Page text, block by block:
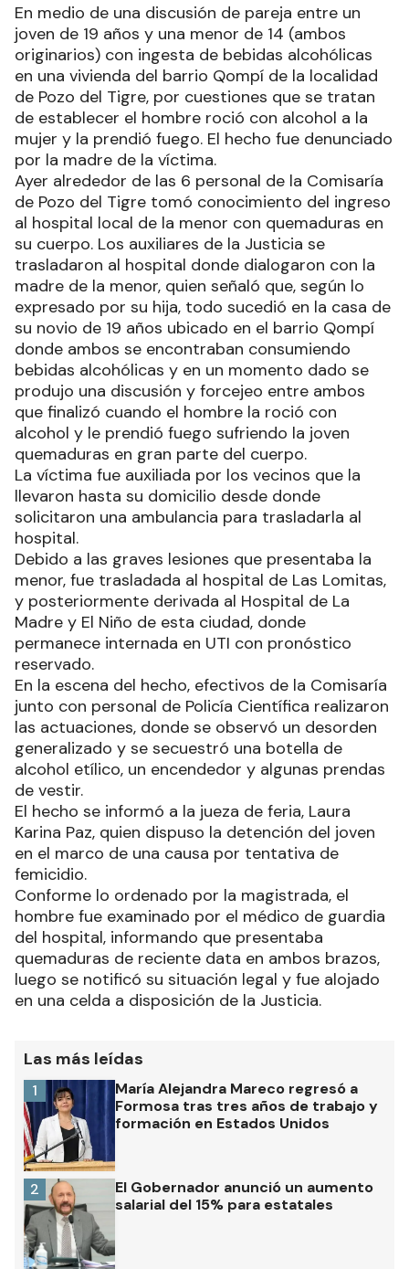
En medio de una discusión de pareja entre un
joven de 19 años y una menor de 14 (ambos
originarios) con ingesta de bebidas alcohólicas
en una vivienda del barrio Qompí de la localidad
de Pozo del Tigre, por cuestiones que se tratan
de establecer el hombre roció con alcohol a la
mujer y la prendió fuego. El hecho fue denunciado
por la madre de la víctima.
Ayer alrededor de las 6 personal de la Comisaría
de Pozo del Tigre tomó conocimiento del ingreso
al hospital local de la menor con quemaduras en
su cuerpo. Los auxiliares de la Justicia se
trasladaron al hospital donde dialogaron con la
madre de la menor, quien señaló que, según lo
expresado por su hija, todo sucedió en la casa de
su novio de 19 años ubicado en el barrio Qompí
donde ambos se encontraban consumiendo
bebidas alcohólicas y en un momento dado se
produjo una discusión y forcejeo entre ambos
que finalizó cuando el hombre la roció con
alcohol y le prendió fuego sufriendo la joven
quemaduras en gran parte del cuerpo.
La víctima fue auxiliada por los vecinos que la
llevaron hasta su domicilio desde donde
solicitaron una ambulancia para trasladarla al
hospital.
Debido a las graves lesiones que presentaba la
menor, fue trasladada al hospital de Las Lomitas,
y posteriormente derivada al Hospital de La
Madre y El Niño de esta ciudad, donde
permanece internada en UTI con pronóstico
reservado.
En la escena del hecho, efectivos de la Comisaría
junto con personal de Policía Científica realizaron
las actuaciones, donde se observó un desorden
generalizado y se secuestró una botella de
alcohol etílico, un encendedor y algunas prendas
de vestir.
El hecho se informó a la jueza de feria, Laura
Karina Paz, quien dispuso la detención del joven
en el marco de una causa por tentativa de
femicidio.
Conforme lo ordenado por la magistrada, el
hombre fue examinado por el médico de guardia
del hospital, informando que presentaba
quemaduras de reciente data en ambos brazos,
luego se notificó su situación legal y fue alojado
en una celda a disposición de la Justicia.
Las más leídas
María Alejandra Mareco regresó a
Formosa tras tres años de trabajo y
formación en Estados Unidos
1
El Gobernador anunció un aumento
salarial del 15% para estatales
2